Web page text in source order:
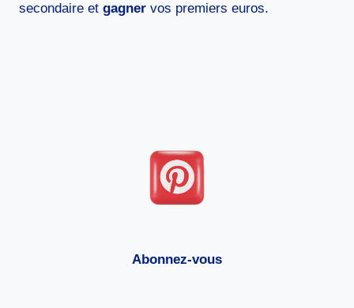
secondaire et gagner vos premiers euros.
Abonnez-vous